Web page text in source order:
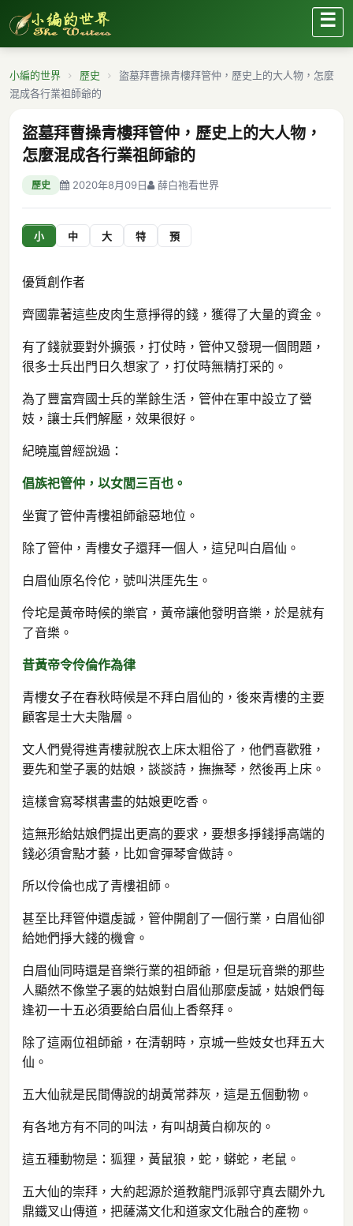
☰
小編的世界 歷史
盜墓拜曹操青樓拜管仲，歷史上的大人物，怎麼
混成各行業祖師爺的
盜墓拜曹操青樓拜管仲，歷史上的大人物，
怎麼混成各行業祖師爺的
歷史 2020年8月09日 薛白袍看世界
小 中 大 特 預
優質創作者
齊國靠著這些皮肉生意掙得的錢，獲得了大量的資金。
有了錢就要對外擴張，打仗時，管仲又發現一個問題，
很多士兵出門日久想家了，打仗時無精打采的。
為了豐富齊國士兵的業餘生活，管仲在軍中設立了營
妓，讓士兵們解壓，效果很好。
紀曉嵐曾經說過：
倡族祀管仲，以女閭三百也。
坐實了管仲青樓祖師爺惡地位。
除了管仲，青樓女子還拜一個人，這兒叫白眉仙。
白眉仙原名伶佗，號叫洪厓先生。
伶坨是黃帝時候的樂官，黃帝讓他發明音樂，於是就有
了音樂。
昔黃帝令伶倫作為律
青樓女子在春秋時候是不拜白眉仙的，後來青樓的主要
顧客是士大夫階層。
文人們覺得進青樓就脫衣上床太粗俗了，他們喜歡雅，
要先和堂子裏的姑娘，談談詩，撫撫琴，然後再上床。
這樣會寫琴棋書畫的姑娘更吃香。
這無形給姑娘們提出更高的要求，要想多掙錢掙高端的
錢必須會點才藝，比如會彈琴會做詩。
所以伶倫也成了青樓祖師。
甚至比拜管仲還虔誠，管仲開創了一個行業，白眉仙卻
給她們掙大錢的機會。
白眉仙同時還是音樂行業的祖師爺，但是玩音樂的那些
人顯然不像堂子裏的姑娘對白眉仙那麼虔誠，姑娘們每
逢初一十五必須要給白眉仙上香祭拜。
除了這兩位祖師爺，在清朝時，京城一些妓女也拜五大
仙。
五大仙就是民間傳說的胡黃常莽灰，這是五個動物。
有各地方有不同的叫法，有叫胡黃白柳灰的。
這五種動物是：狐狸，黃鼠狼，蛇，蟒蛇，老鼠。
五大仙的崇拜，大約起源於道教龍門派郭守真去關外九
鼎鐵叉山傳道，把薩滿文化和道家文化融合的產物。